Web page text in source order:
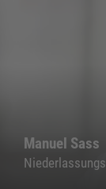
Manuel Sass